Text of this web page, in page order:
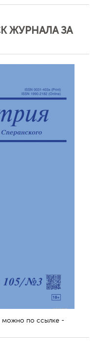
ЖУРНАЛА ЗА
можно по ссылке -